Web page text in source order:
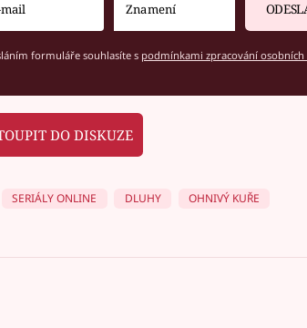
formuláře souhlasíte s podmínkami zpracování osobních
DO DISKUZE
SERIÁLY ONLINE DLUHY OHNIVÝ KUŘE